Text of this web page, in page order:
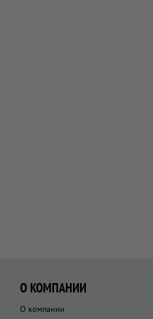
О КОМПАНИИ
О компании